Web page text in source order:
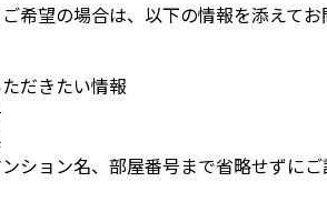
希望の場合は、以下の情報を添えて
だきたい情報
ション名、部屋番号まで省略せずにご